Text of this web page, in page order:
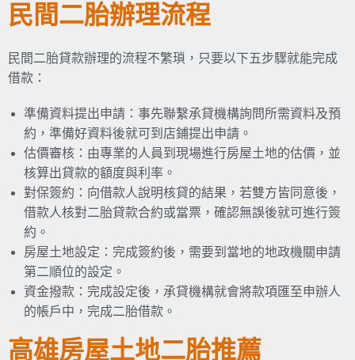
民間二胎辦理流程
民間二胎貸款辦理的流程不繁瑣，只要以下五步驟就能完成
借款：
準備資料提出申請：事先聯繫承貸機構詢問所需資料及預
約，準備好資料後就可到店鋪提出申請。
估價審核：由專業的人員到現場進行房屋土地的估價，並
核算出貸款的額度與利率。
對保簽約：向借款人說明核貸的結果，若雙方皆同意後，
借款人核對二胎貸款合約或當票，確認無誤後就可進行簽
約。
房屋土地設定：完成簽約後，需要到當地的地政機關申請
第二順位的設定。
資金撥款：完成設定後，承貸機構就會將款項匯至申辦人
的帳戶中，完成二胎借款。
高雄房屋土地二胎推薦